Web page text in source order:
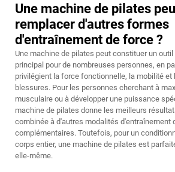
Une machine de pilates
remplacer d'autres formes
d'entraînement de force ?
Une machine de pilates peut constituer un
principal pour de nombreuses personnes, en
privilégient la force fonctionnelle, la mobilité et
blessures. Pour les personnes cherchant à
musculaire ou à développer une puissance
machine de pilates donne les meilleurs
combinée à d'autres modalités d'entraînement
complémentaires. Toutefois, pour un
corps entier, une machine de pilates est
elle-même.